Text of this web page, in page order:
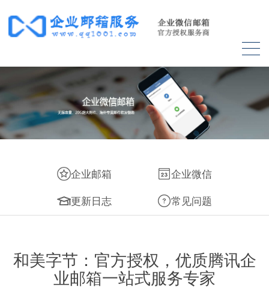
企业邮箱 企业微信
更新日志 常见问题
和美字节：官方授权，优质腾讯企
业邮箱一站式服务专家